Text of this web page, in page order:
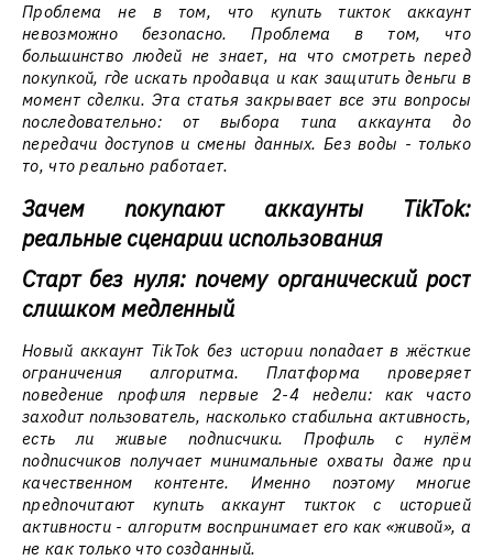
Проблема не в том, что купить тикток аккаунт
невозможно безопасно. Проблема в том, что
большинство людей не знает, на что смотреть перед
покупкой, где искать продавца и как защитить деньги в
момент сделки. Эта статья закрывает все эти вопросы
последовательно: от выбора типа аккаунта до
передачи доступов и смены данных. Без воды - только
то, что реально работает.
Зачем покупают аккаунты TikTok:
реальные сценарии использования
Старт без нуля: почему органический рост
слишком медленный
Новый аккаунт TikTok без истории попадает в жёсткие
ограничения алгоритма. Платформа проверяет
поведение профиля первые 2-4 недели: как часто
заходит пользователь, насколько стабильна активность,
есть ли живые подписчики. Профиль с нулём
подписчиков получает минимальные охваты даже при
качественном контенте. Именно поэтому многие
предпочитают купить аккаунт тикток с историей
активности - алгоритм воспринимает его как «живой», а
не как только что созданный.